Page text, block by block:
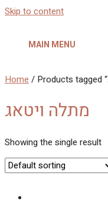
Skip to content
MAIN MENU
Home
מתלה ויטאג
Showing the single result